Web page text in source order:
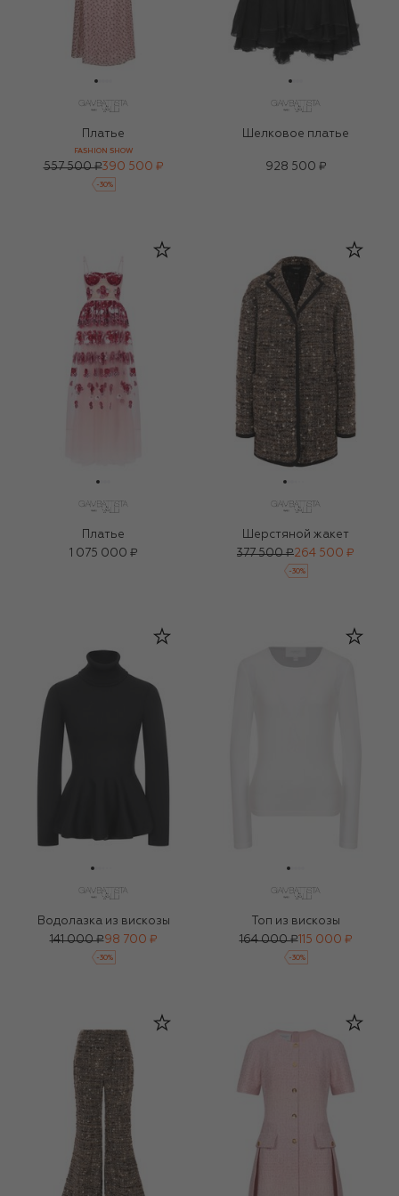
Платье
FASHION SHOW
557 500 ₽390 500 ₽
-30%
Шелковое платье
928 500 ₽
Платье
1 075 000 ₽
Шерстяной жакет
377 500 ₽264 500 ₽
-30%
Водолазка из вискозы
141 000 ₽98 700 ₽
-30%
Топ из вискозы
164 000 ₽115 000 ₽
-30%